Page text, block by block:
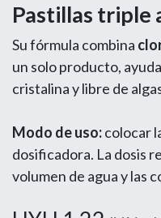
Pastillas triple
Su fórmula combina
un solo producto,
cristalina y libre de
Modo de uso:colocar
dosificadora. La dosis
volumen de agua y las